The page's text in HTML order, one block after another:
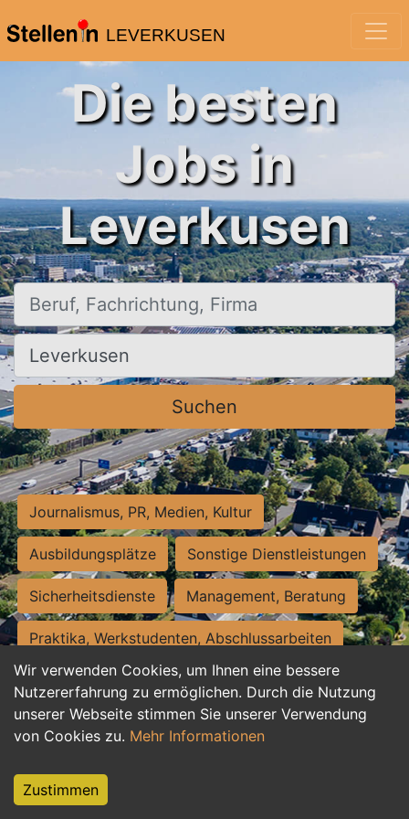
LEVERKUSEN
Wir verwenden Cookies, um Ihnen eine bessere
Nutzererfahrung zu ermöglichen. Durch die Nutzung
unserer Webseite stimmen Sie unserer Verwendung
von Cookies zu. Mehr Informationen
Zustimmen
Die besten
Jobs in
Leverkusen
Beruf, Fachrichtung, Firma
Ort, Stadt
Suchen
Journalismus, PR, Medien, Kultur
Ausbildungsplätze Sonstige Dienstleistungen
Sicherheitsdienste Management, Beratung
Praktika, Werkstudenten, Abschlussarbeiten
Personalwesen Assistenz, Sekretariat
Hilfskräfte, Aushilfs- und Nebenjobs
Weiterbildung, Studium, duale Ausbildung